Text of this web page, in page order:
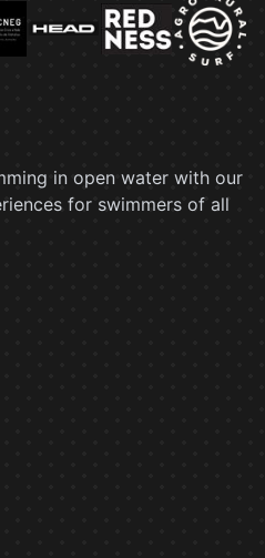
in open water with our
for swimmers of all